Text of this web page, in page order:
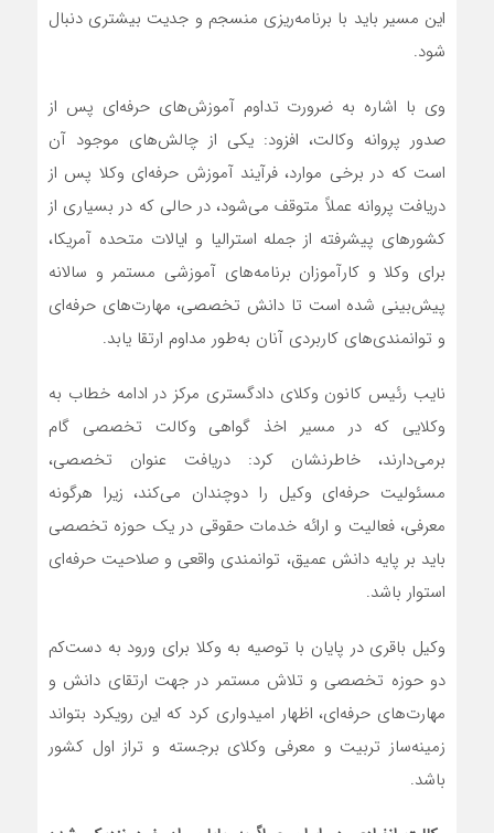
این مسیر باید با برنامه‌ریزی منسجم و جدیت بیشتری دنبال
شود.
وی با اشاره به ضرورت تداوم آموزش‌های حرفه‌ای پس از
صدور پروانه وکالت، افزود: یکی از چالش‌های موجود آن
است که در برخی موارد، فرآیند آموزش حرفه‌ای وکلا پس از
دریافت پروانه عملاً متوقف می‌شود، در حالی که در بسیاری از
کشور‌های پیشرفته از جمله استرالیا و ایالات متحده آمریکا،
برای وکلا و کارآموزان برنامه‌های آموزشی مستمر و سالانه
پیش‌بینی شده است تا دانش تخصصی، مهارت‌های حرفه‌ای
و توانمندی‌های کاربردی آنان به‌طور مداوم ارتقا یابد.
نایب رئیس کانون وکلای دادگستری مرکز در ادامه خطاب به
وکلایی که در مسیر اخذ گواهی وکالت تخصصی گام
برمی‌دارند، خاطرنشان کرد: دریافت عنوان تخصصی،
مسئولیت حرفه‌ای وکیل را دوچندان می‌کند، زیرا هرگونه
معرفی، فعالیت و ارائه خدمات حقوقی در یک حوزه تخصصی
باید بر پایه دانش عمیق، توانمندی واقعی و صلاحیت حرفه‌ای
استوار باشد.
وکیل باقری در پایان با توصیه به وکلا برای ورود به دست‌کم
دو حوزه تخصصی و تلاش مستمر در جهت ارتقای دانش و
مهارت‌های حرفه‌ای، اظهار امیدواری کرد که این رویکرد بتواند
زمینه‌ساز تربیت و معرفی وکلای برجسته و تراز اول کشور
باشد.